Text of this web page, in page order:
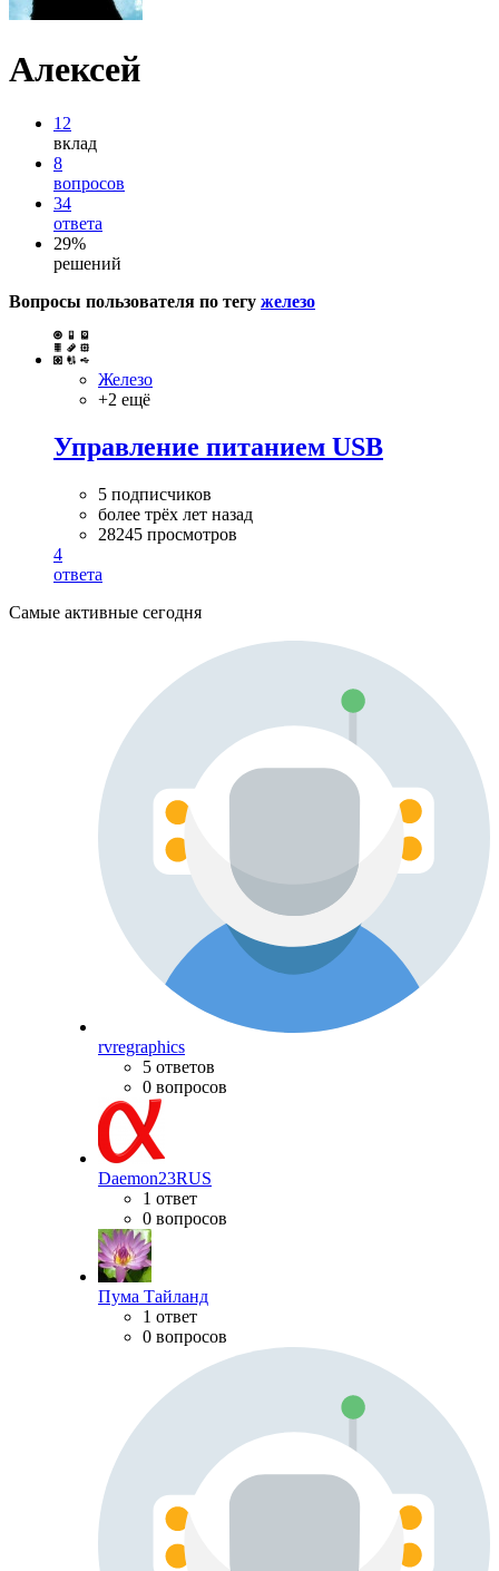
Алексей
12
вклад
8
вопросов
34
ответа
29%
решений
Вопросы пользователя по тегу железо
Железо
+2 ещё
Управление питанием USB
5 подписчиков
более трёх лет назад
28245 просмотров
4
ответа
Самые активные сегодня
rvregraphics
5 ответов
0 вопросов
Daemon23RUS
1 ответ
0 вопросов
Пума Тайланд
1 ответ
0 вопросов